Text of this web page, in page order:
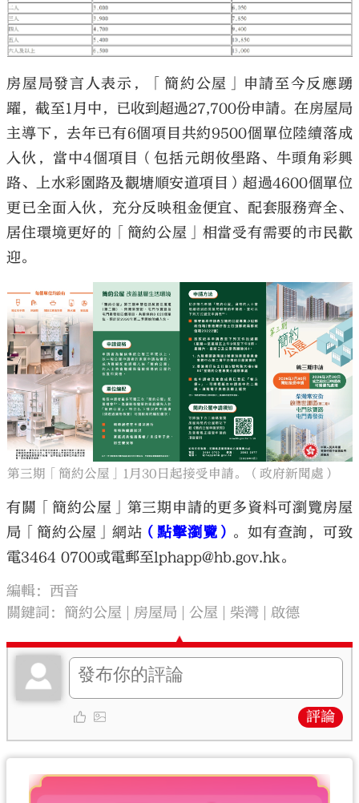
房屋局發言人表示，「簡約公屋」申請至今反應踴
躍，截至1月中，已收到超過27,700份申請。在房屋局
主導下，去年已有6個項目共約9500個單位陸續落成
入伙，當中4個項目（包括元朗攸壆路、牛頭角彩興
路、上水彩園路及觀塘順安道項目）超過4600個單位
更已全面入伙，充分反映租金便宜、配套服務齊全、
居住環境更好的「簡約公屋」相當受有需要的市民歡
迎。
第三期「簡約公屋」1月30日起接受申請。（政府新聞處）
有關「簡約公屋」第三期申請的更多資料可瀏覽房屋
局「簡約公屋」網站 （點擊瀏覽） 。如有查詢，可致
電3464 0700或電郵至lphapp@hb.gov.hk。
編輯：西音
關鍵詞： 簡約公屋 房屋局 公屋 柴灣 啟德
評論